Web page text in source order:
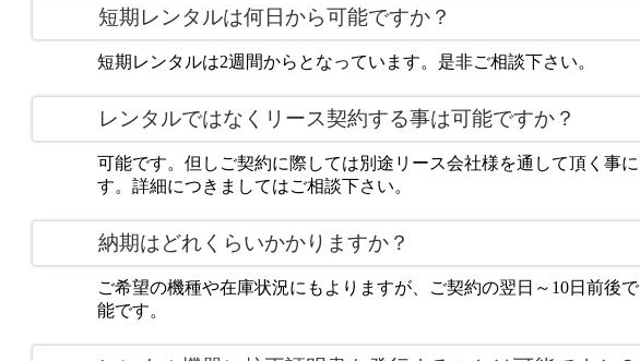
短期レンタルは何日から可能ですか？
短期レンタルは2週間からとなっています。是非ご相談下さい。
レンタルではなくリース契約する事は可能ですか？
可能です。但しご契約に際しては別途リース会社様を通して頂く事に
す。詳細につきましてはご相談下さい。
納期はどれくらいかかりますか？
ご希望の機種や在庫状況にもよりますが、ご契約の翌日～10日前後
能です。